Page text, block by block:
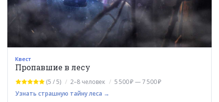
Квест
Пропавшие в лесу
(5 / 5) 2–8 человек
5 500 ₽ — 7 500 ₽
Узнать страшную тайну леса →